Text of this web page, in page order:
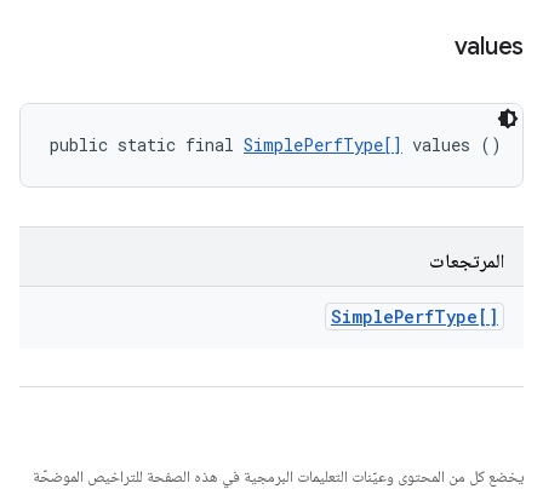
values
public static final SimplePerfType[] values ()
المرتجعات
SimplePerfType[]
يخضع كل من المحتوى وعيّنات التعليمات البرمجية في هذه الصفحة للتراخيص الموضحّة